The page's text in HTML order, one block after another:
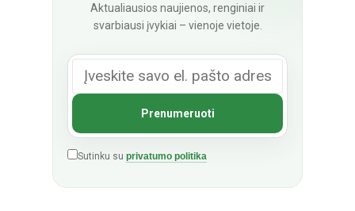
Aktualiausios naujienos, renginiai ir
svarbiausi įvykiai – vienoje vietoje.
Sutinku su privatumo politika